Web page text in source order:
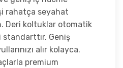
rahatça seyahat
Deri koltuklar otomatik
standarttır. Geniş
alır kolayca.
premium